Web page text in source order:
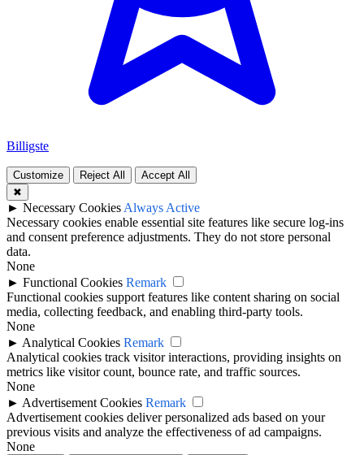
Billigste
Customize Reject All
Accept All
✖
► Necessary CookiesAlways Active
Necessary cookies enable essential site features like secure log-ins
and consent preference adjustments. They do not store personal
data.
None
► Functional Cookies Remark
Functional cookies support features like content sharing on social
media, collecting feedback, and enabling third-party tools.
None
► Analytical Cookies Remark
Analytical cookies track visitor interactions, providing insights on
metrics like visitor count, bounce rate, and traffic sources.
None
► Advertisement Cookies Remark
Advertisement cookies deliver personalized ads based on your
previous visits and analyze the effectiveness of ad campaigns.
None